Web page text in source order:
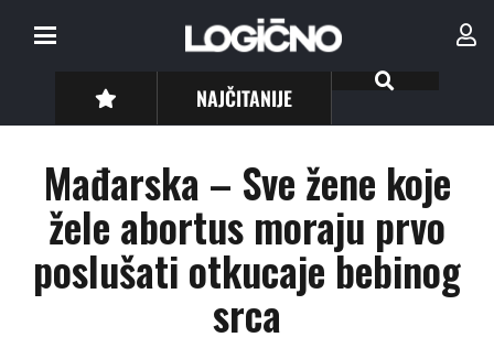
NAJČITANIJE
Mađarska – Sve žene koje
žele abortus moraju prvo
poslušati otkucaje bebinog
srca